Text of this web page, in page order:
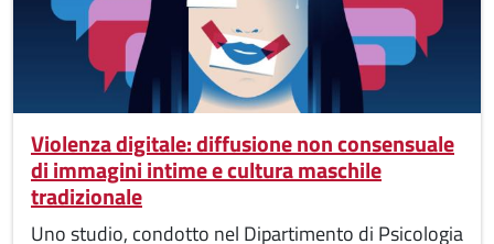
Violenza digitale: diffusione non consensuale
di immagini intime e cultura maschile
tradizionale
Uno studio, condotto nel Dipartimento di Psicologia